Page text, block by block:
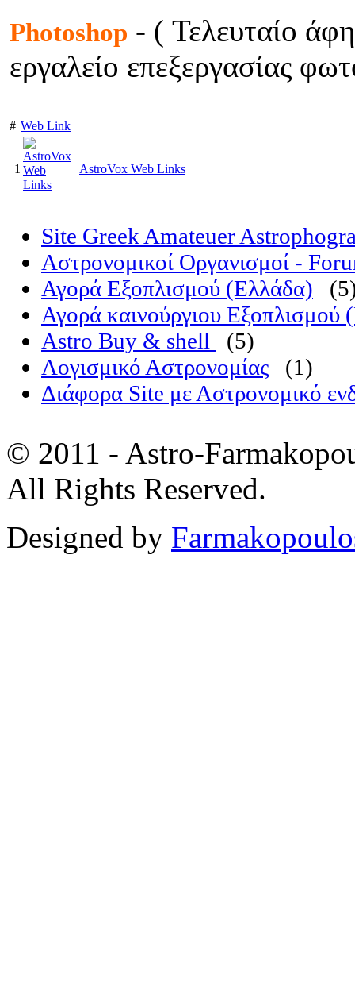
Photoshop - ( Τελευταίο
εργαλείο επεξεργασίας
# Web Link
1 AstroVox Web Links
Site Greek Amateuer
Αστρονομικοί Οργανισμοί -
Αγορά Εξοπλισμού (Ελλάδα)
Αγορά καινούργιου Εξοπλισμού
Astro Buy & shell
(5)
Λογισμικό Αστρονομίας
(1)
Διάφορα Site με Αστρονομικό
© 2011 - Astro-
All Rights Reserved.
Designed by